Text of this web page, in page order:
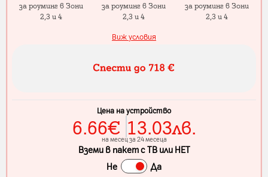
за роуминг в Зони
2,3 и 4
за роуминг в Зони
2,3 и 4
за роуминг в Зони
2,3 и 4
Виж условия
Цена на устройство
6.66€ 13.03лв.
на месец за 24 месеца
Вземи в пакет с ТВ или НЕТ
Не
Да